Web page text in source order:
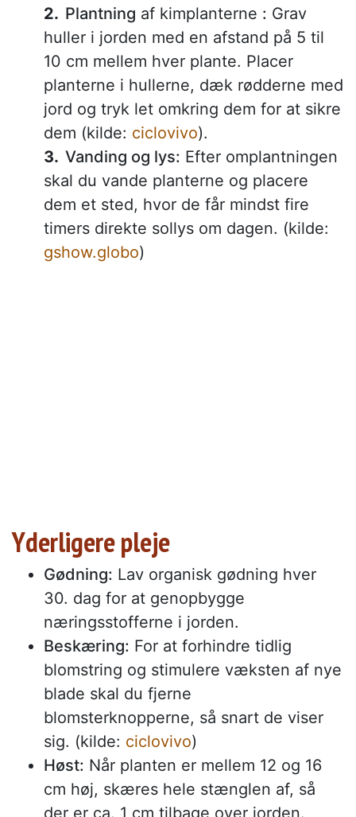
Plantning af kimplanterne : Grav
huller i jorden med en afstand på 5 til
10 cm mellem hver plante. Placer
planterne i hullerne, dæk rødderne med
jord og tryk let omkring dem for at sikre
dem (kilde: ciclovivo).
Vanding og lys: Efter omplantningen
skal du vande planterne og placere
dem et sted, hvor de får mindst fire
timers direkte sollys om dagen. (kilde:
gshow.globo)
Yderligere pleje
Gødning: Lav organisk gødning hver
30. dag for at genopbygge
næringsstofferne i jorden.
Beskæring: For at forhindre tidlig
blomstring og stimulere væksten af nye
blade skal du fjerne
blomsterknopperne, så snart de viser
sig. (kilde: ciclovivo)
Høst: Når planten er mellem 12 og 16
cm høj, skæres hele stænglen af, så
der er ca. 1 cm tilbage over jorden.